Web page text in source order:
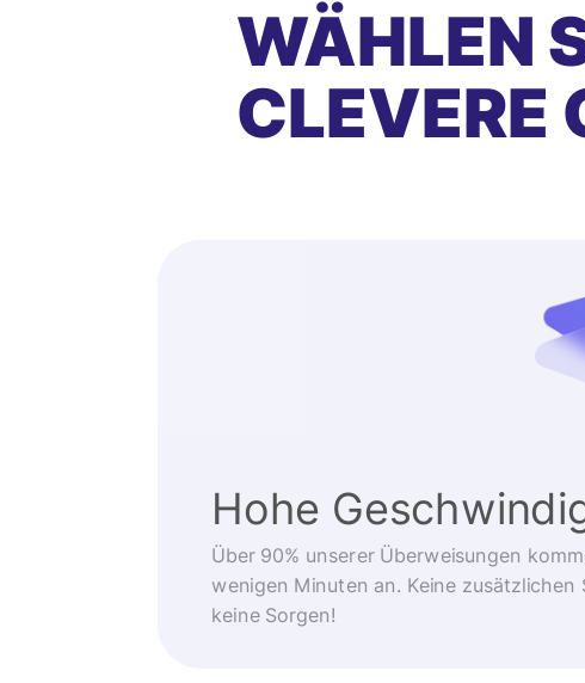
WÄHLEN
CLEVERE
Hohe
Über 90% unserer Überweisungen
wenigen Minuten an. Keine zusätzlichen
keine Sorgen!